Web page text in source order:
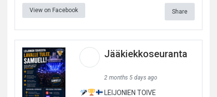
View on Facebook Share
Jääkiekkoseuranta
2 months 5 days ago
LEIJONIEN TOIVE